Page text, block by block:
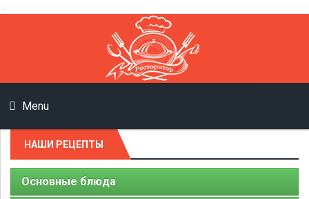
.
Menu
НАШИ РЕЦЕПТЫ
Основные блюда